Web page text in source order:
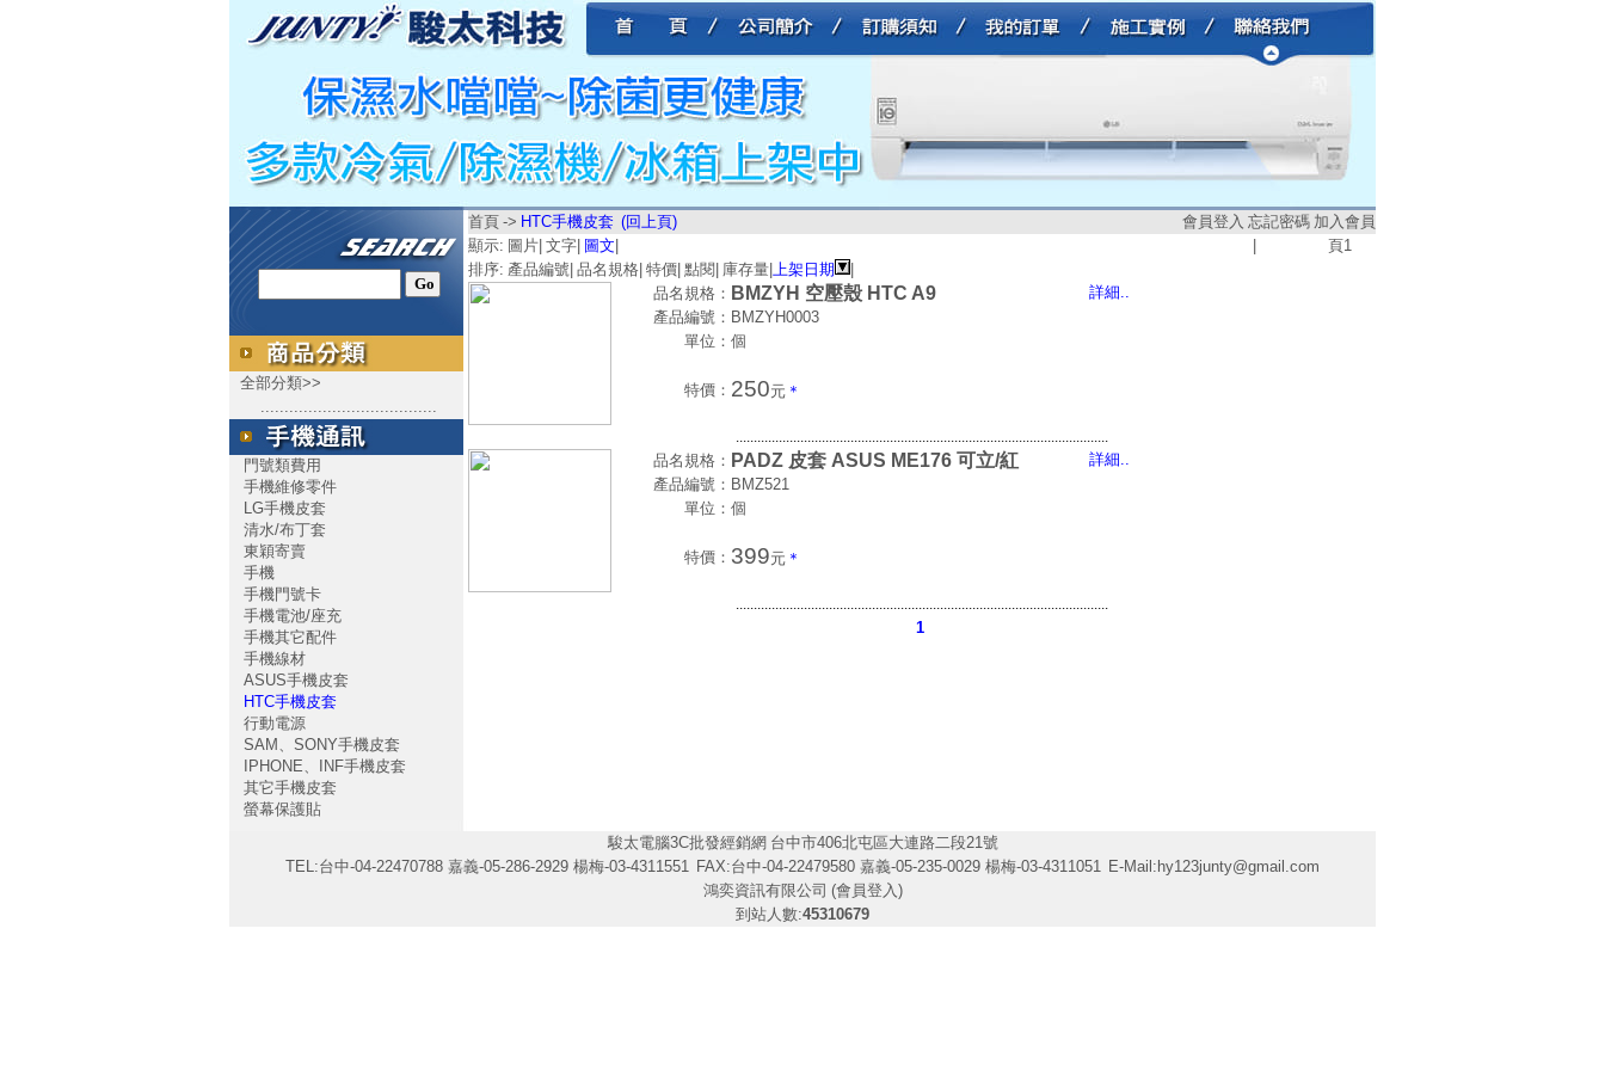
全部分類>>
.....................................
門號類費用
手機維修零件
LG手機皮套
清水/布丁套
東穎寄賣
手機
手機門號卡
手機電池/座充
手機其它配件
手機線材
ASUS手機皮套
HTC手機皮套
行動電源
SAM、SONY手機皮套
IPHONE、INF手機皮套
其它手機皮套
螢幕保護貼
首頁 -> HTC手機皮套 (回上頁) 會員登入 忘記密碼 加入會員
顯示: 圖片 文字 圖文 頁1
排序: 產品編號 品名規格 特價 點閱 庫存量 上架日期
品名規格： BMZYH 空壓殼 HTC A9
產品編號： BMZYH0003
單位： 個
特價： 250元 ＊
詳細..
........................................................................................................
品名規格： PADZ 皮套 ASUS ME176 可立/紅
產品編號： BMZ521
單位： 個
特價： 399元 ＊
詳細..
........................................................................................................
1
駿太電腦3C批發經銷網 台中市406北屯區大連路二段21號
TEL:台中-04-22470788 嘉義-05-286-2929 楊梅-03-4311551 FAX:台中-04-22479580 嘉義-05-235-0029 楊梅-03-4311051 E-Mail: hy123junty@gmail.com
鴻奕資訊有限公司 (會員登入)
到站人數:45310679